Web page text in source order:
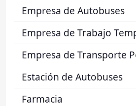
Empresa de Autobuses
Empresa de Trabajo
Empresa de Transporte
Estación de Autobuses
Farmacia